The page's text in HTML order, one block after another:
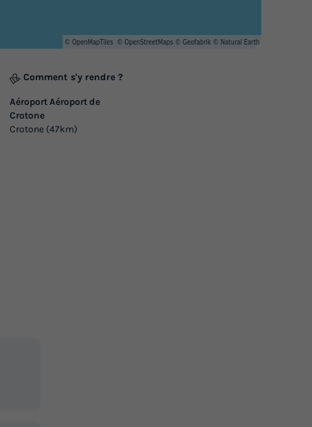
Comment s'y rendre ?
Aéroport Aéroport de
Crotone
Crotone (47km)